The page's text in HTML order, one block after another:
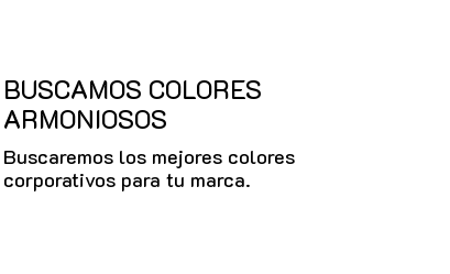
BUSCAMOS COLORES
ARMONIOSOS
Buscaremos los mejores colores
corporativos para tu marca.